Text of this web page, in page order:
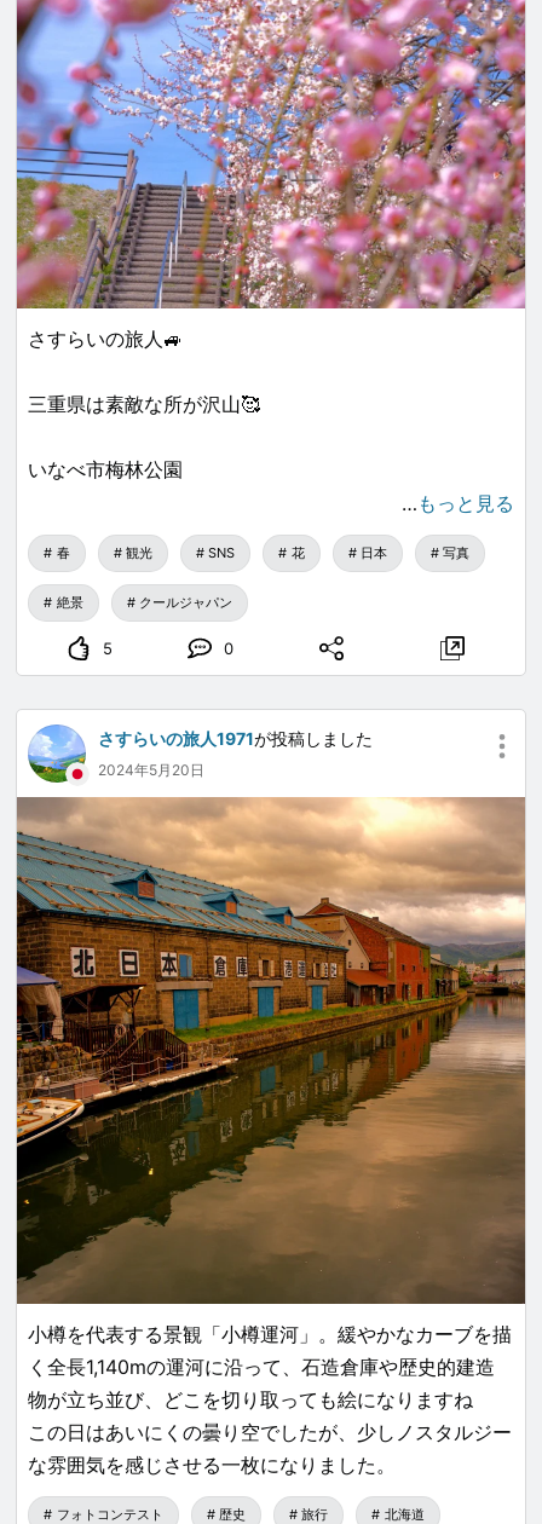
さすらいの旅人🚙
三重県は素敵な所が沢山🥰
いなべ市梅林公園
この景色🤩春にふさわしい🌸素敵なスポット
幻想的で素敵な世界感を体験できます。
見事な梅園でした🥰
2026.03.09撮影
… もっと見る
春 観光 SNS 花 日本 写真
絶景 クールジャパン
5 0
さすらいの旅人1971が投稿しました
2024年5月20日
小樽を代表する景観「小樽運河」。緩やかなカーブを描
く全長1,140mの運河に沿って、石造倉庫や歴史的建造
物が立ち並び、どこを切り取っても絵になりますね
この日はあいにくの曇り空でしたが、少しノスタルジー
な雰囲気を感じさせる一枚になりました。
フォトコンテスト 歴史 旅行 北海道